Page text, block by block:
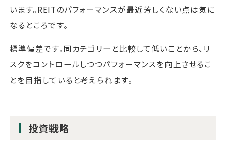
います。REITのパフォーマンスが最近芳しくない点は気に
なるところです。
標準偏差です。同カテゴリーと比較して低いことから、リ
スクをコントロールしつつパフォーマンスを向上させるこ
とを目指していると考えられます。
投資戦略